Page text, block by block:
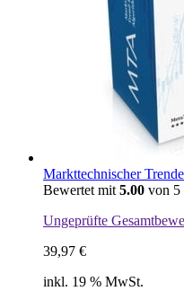
Markttechnischer
Bewertet mit 5.00 von 5
Ungeprüfte
39,97 €
inkl. 19 % MwSt.